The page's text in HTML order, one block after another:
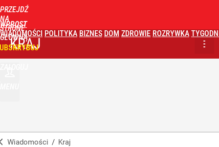
PRZEJDŹ
NA
STRONĘ
GŁÓWNĄ
WPROST
WIADOMOŚCI POLITYKA BIZNES DOM ZDROWIE ROZRYWKA
KRAJ
Wiadomości / Kraj